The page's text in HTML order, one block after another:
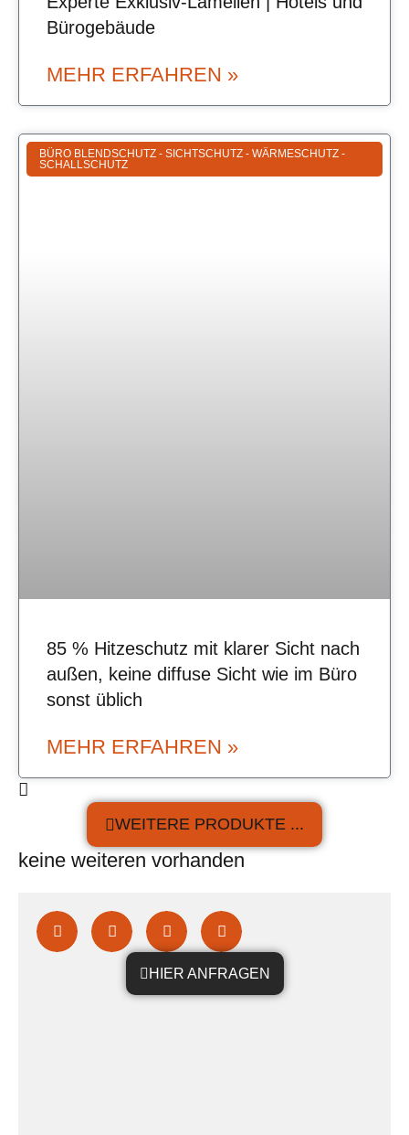
Bürogebäude
MEHR ERFAHREN »
BÜRO BLENDSCHUTZ - SICHTSCHUTZ - WÄRMESCHUTZ -
SCHALLSCHUTZ
85 % Hitzeschutz mit klarer Sicht nach
außen, keine diffuse Sicht wie im Büro
sonst üblich
MEHR ERFAHREN »
WEITERE PRODUKTE ...
keine weiteren vorhanden
HIER ANFRAGEN